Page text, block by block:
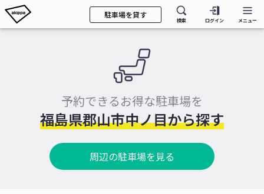
駐車場を貸す
検索 ログイン メニュー
予約できるお得な駐車場を
福島県郡山市中ノ目から探す
周辺の駐車場を見る